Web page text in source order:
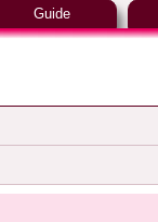
Guide